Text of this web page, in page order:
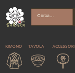
KIMONO TAVOLA ACCESSORI